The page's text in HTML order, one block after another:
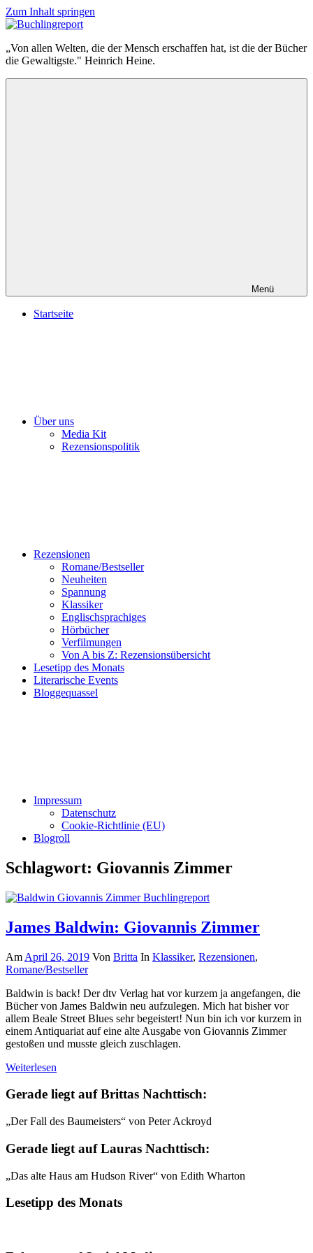
Zum Inhalt springen
Buchlingreport
„Von allen Welten, die der Mensch erschaffen hat, ist die der Bücher
die Gewaltigste." Heinrich Heine.
Menü
Startseite
Über uns
Media Kit
Rezensionspolitik
Rezensionen
Romane/Bestseller
Neuheiten
Spannung
Klassiker
Englischsprachiges
Hörbücher
Verfilmungen
Von A bis Z: Rezensionsübersicht
Lesetipp des Monats
Literarische Events
Bloggequassel
Impressum
Datenschutz
Cookie-Richtlinie (EU)
Blogroll
Schlagwort: Giovannis Zimmer
James Baldwin: Giovannis Zimmer
Am April 26, 2019 Von Britta In Klassiker, Rezensionen,
Romane/Bestseller
Baldwin is back! Der dtv Verlag hat vor kurzem ja angefangen, die
Bücher von James Baldwin neu aufzulegen. Mich hat bisher vor
allem Beale Street Blues sehr begeistert! Nun bin ich vor kurzem in
einem Antiquariat auf eine alte Ausgabe von Giovannis Zimmer
gestoßen und musste gleich zuschlagen.
Weiterlesen
Gerade liegt auf Brittas Nachttisch:
„Der Fall des Baumeisters“ von Peter Ackroyd
Gerade liegt auf Lauras Nachttisch:
„Das alte Haus am Hudson River“ von Edith Wharton
Lesetipp des Monats